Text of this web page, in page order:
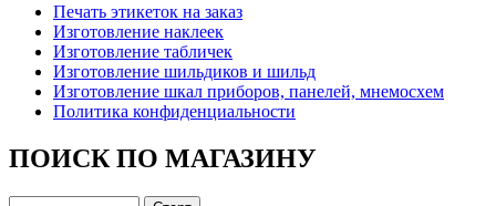
Печать этикеток на заказ
Изготовление наклеек
Изготовление табличек
Изготовление шильдиков и шильд
Изготовление шкал приборов, панелей, мнемосхем
Политика конфиденциальности
ПОИСК ПО МАГАЗИНУ